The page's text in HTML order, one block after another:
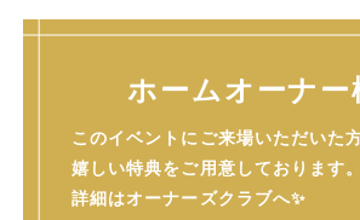
ホームオーナー
このイベントにご来場いただいた
嬉しい特典をご用意しております。
詳細はオーナーズクラブへ✨